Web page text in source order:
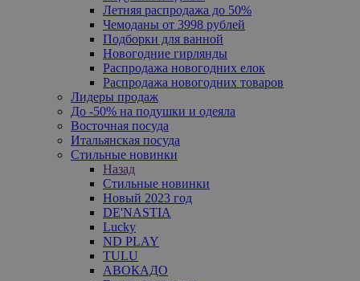
Летняя распродажа до 50%
Чемоданы от 3998 рублей
Подборки для ванной
Новогодние гирлянды
Распродажа новогодних елок
Распродажа новогодних товаров
Лидеры продаж
До -50% на подушки и одеяла
Восточная посуда
Итальянская посуда
Стильные новинки
Назад
Стильные новинки
Новый 2023 год
DE'NASTIA
Lucky
ND PLAY
TULU
АВОКАДО